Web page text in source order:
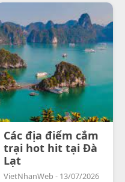
Các địa điểm cắm
trại hot hit tại Đà
Lạt
VietNhanWeb - 13/07/2026